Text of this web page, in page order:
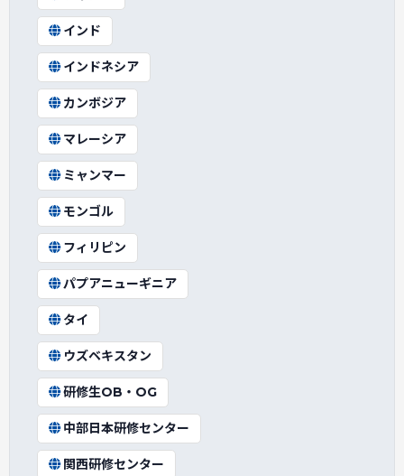
インド
インドネシア
カンボジア
マレーシア
ミャンマー
モンゴル
フィリピン
パプアニューギニア
タイ
ウズベキスタン
研修生OB・OG
中部日本研修センター
関西研修センター